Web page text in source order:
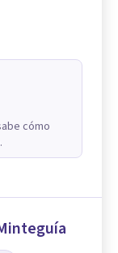
cómo